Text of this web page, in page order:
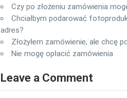
Czy po złożeniu zamówienia
Chciałbym podarować
adres?
Złożyłem zamówienie, ale chcę
Nie mogę opłacić zamówienia
Leave a Comment